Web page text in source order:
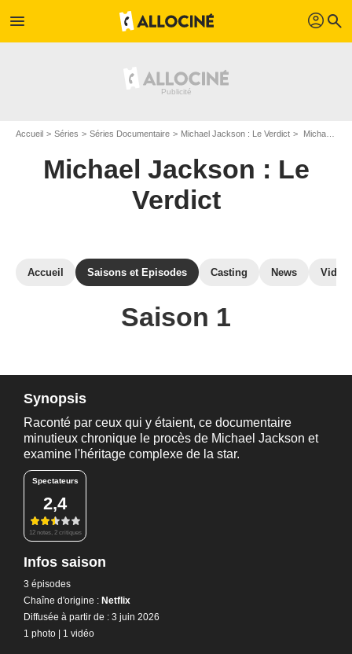
menu profil search
Accueil Séries Séries Documentaire Michael Jackson : Le Verdict Michael Jackson : Le Verdict : Episodes de la saison 1
Michael Jackson : Le
Verdict
Accueil Saisons et Episodes Casting News
Saison 1
Synopsis
Raconté par ceux qui y étaient, ce documentaire
minutieux chronique le procès de Michael Jackson et
examine l'héritage complexe de la star.
Spectateurs
2,4
12 notes, 2 critiques
Infos saison
3 épisodes
Chaîne d'origine : Netflix
Diffusée à partir de : 3 juin 2026
1 photo | 1 vidéo